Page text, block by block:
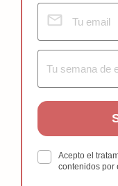
Acepto el
contenidos por